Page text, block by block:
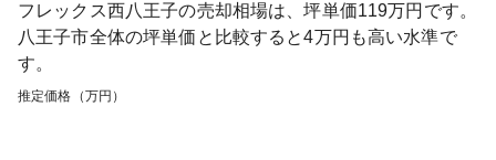
フレックス西八王子の売却相場は、坪単価119万円です。
八王子市全体の坪単価と比較すると4万円も高い水準で
す。
推定価格（万円）